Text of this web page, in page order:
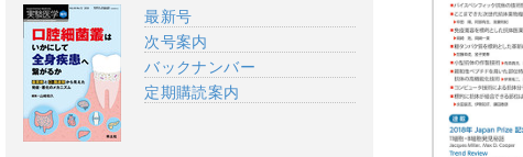
最新号
次号案内
バックナンバー
定期購読案内